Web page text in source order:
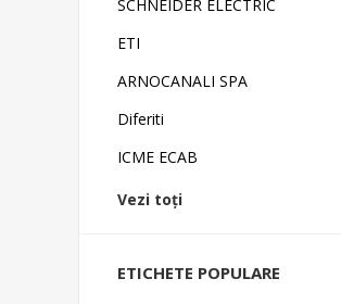
SCHNEIDER ELECTRIC
ETI
ARNOCANALI SPA
Diferiti
ICME ECAB
Vezi toți
ETICHETE POPULARE